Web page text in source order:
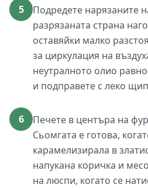
5
Подредете нарязаните
разрязаната страна
оставяйки малко
за циркулация на
неутралното олио
и подправете с леко
6
Печете в центъра на
Сьомгата е готова,
карамелизирала в
напукана коричка и
на люспи, когато се